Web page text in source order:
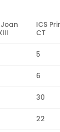
ICS
CT
5
6
30
22